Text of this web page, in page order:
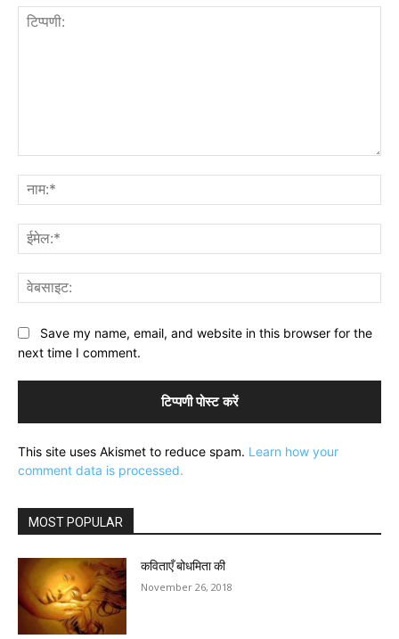
Save my name, email, and website in this browser for the
next time I comment.
This site uses Akismet to reduce spam. Learn how your
comment data is processed.
MOST POPULAR
कविताएँ बोधमिता की
November 26, 2018